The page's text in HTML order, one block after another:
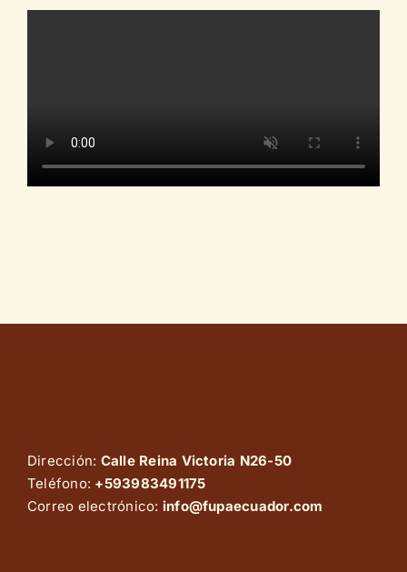
Dirección: Calle Reina Victoria N26-50
Teléfono: +593983491175
Correo electrónico: info@fupaecuador.com